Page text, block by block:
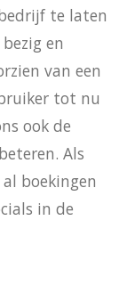
te laten
en
van een
tot nu
ook de
Als
boekingen
in de